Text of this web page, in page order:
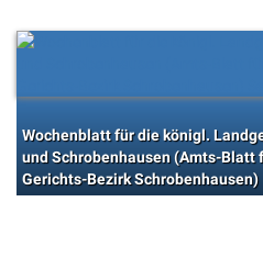
Wochenblatt für die königl.
und Schrobenhausen (Amts-Blatt
Gerichts-Bezirk Schrobenhausen)